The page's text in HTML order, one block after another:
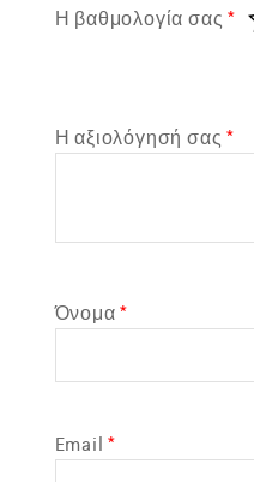
Η βαθμολογία σας*
Η αξιολόγησή σας*
Όνομα*
Email*